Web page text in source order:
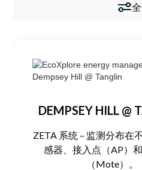
周一至周五：上午
DEMPSEY HILL @
ZETA 系统 – 监测分布在
感器、接入点（AP）
（Mote）。